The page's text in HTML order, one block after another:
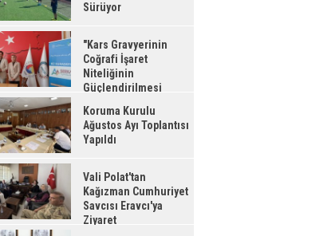
Sürüyor
"Kars Gravyerinin
Coğrafi İşaret
Niteliğinin
Güçlendirilmesi
Koruma Kurulu
Ağustos Ayı Toplantısı
Yapıldı
Vali Polat'tan
Kağızman Cumhuriyet
Savcısı Eravcı'ya
Ziyaret